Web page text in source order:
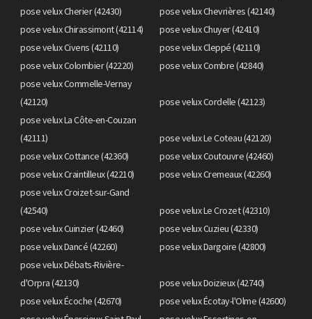
pose velux Cherier (42430)
pose velux Chevrières (42140)
pose velux Chirassimont (42114)
pose velux Chuyer (42410)
pose velux Civens (42110)
pose velux Cleppé (42110)
pose velux Colombier (42220)
pose velux Combre (42840)
pose velux Commelle-Vernay
(42120)
pose velux Cordelle (42123)
pose velux La Côte-en-Couzan
(42111)
pose velux Le Coteau (42120)
pose velux Cottance (42360)
pose velux Coutouvre (42460)
pose velux Craintilleux (42210)
pose velux Cremeaux (42260)
pose velux Croizet-sur-Gand
(42540)
pose velux Le Crozet (42310)
pose velux Cuinzier (42460)
pose velux Cuzieu (42330)
pose velux Dancé (42260)
pose velux Dargoire (42800)
pose velux Débats-Rivière-
d'Orpra (42130)
pose velux Doizieux (42740)
pose velux Écoche (42670)
pose velux Écotay-l'Olme (42600)